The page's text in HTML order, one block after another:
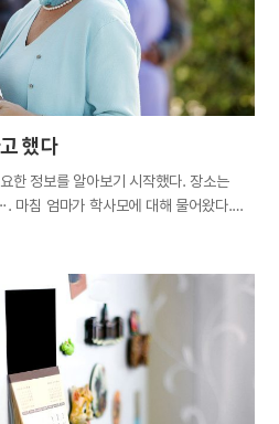
니 정말 괜찮은 줄로만 알았는데 그건
했다
한 정보를 알아보기 시작했다. 장소는
마침 엄마가 학사모에 대해 물어왔다.
주는 줄 알았는데 그게 아니었다. “엄마
다. 엄마가 귀띔해주지 않았다면 졸업식
날, 학과 사무실에서 빌린 학사모를 쓰고
을 찍어주고 있는 엄마가 눈에 들어왔다.
게 입혀드렸다. 꽤 능숙하게 옷매무새를
절이 궁금해졌다. 집에 돌아와 앨범을
았다. 대학교 졸업할 때의 엄마와 오늘